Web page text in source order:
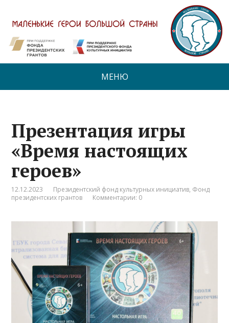
МЕНЮ
Презентация игры
«Время настоящих
героев»
12.12.2023 Президентский фонд культурных инициатив, Фонд
президентских грантов
Комментарии: 0